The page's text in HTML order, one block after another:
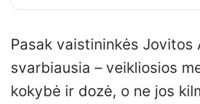
Pasak vaistininkės Jovitos
svarbiausia – veikliosios
kokybė ir dozė, o ne jos